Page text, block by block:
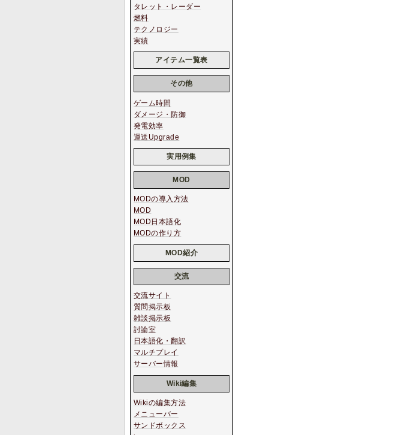
タレット・レーダー
燃料
テクノロジー
実績
アイテム一覧表
その他
ゲーム時間
ダメージ・防御
発電効率
運送Upgrade
実用例集
MOD
MODの導入方法
MOD
MOD日本語化
MODの作り方
MOD紹介
交流
交流サイト
質問掲示板
雑談掲示板
討論室
日本語化・翻訳
マルチプレイ
サーバー情報
Wiki編集
Wikiの編集方法
メニューバー
サンドボックス